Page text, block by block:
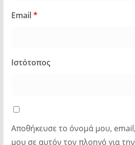
Email*
Ιστότοπος
Αποθήκευσε το όνομά μου,
μου σε αυτόν τον πλοηγό για